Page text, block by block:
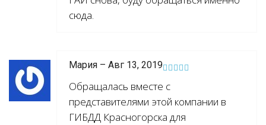
сюда.
Мария – Авг 13, 2019
Обращалась вместе с
представителями этой компании в
ГИБДД Красногорска для